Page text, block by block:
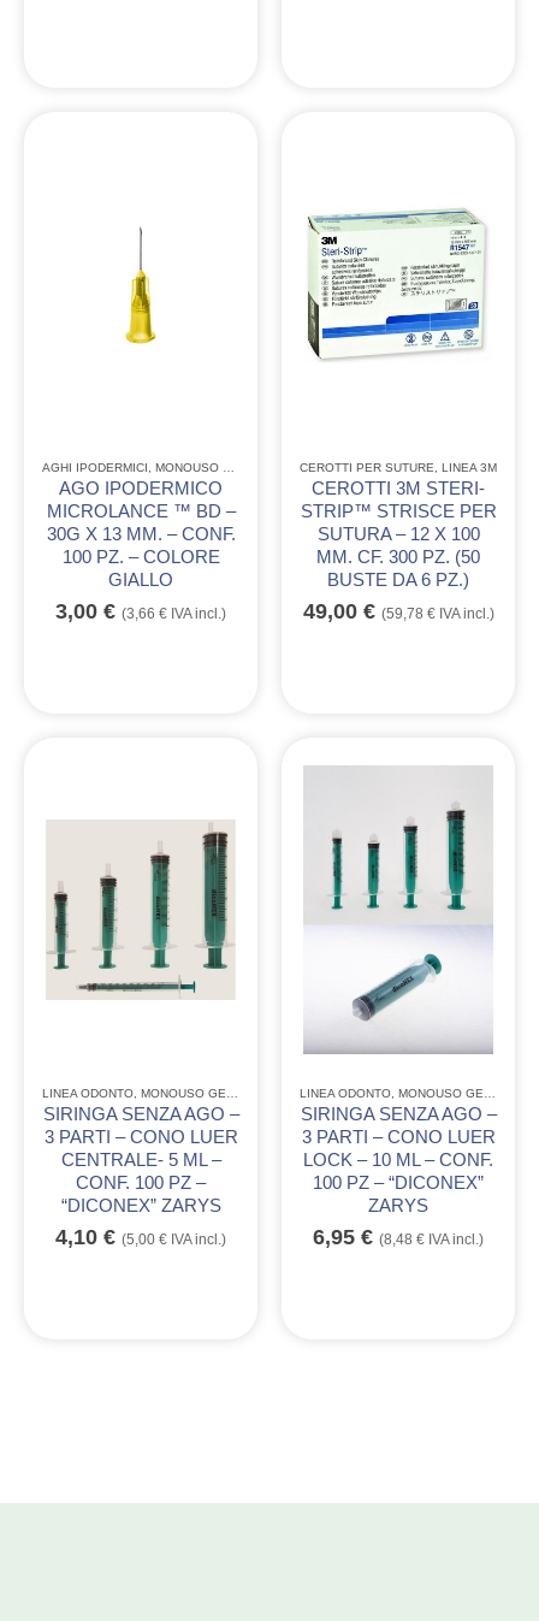
AGHI IPODERMICI MONOUSO CONSUMABILE
AGO IPODERMICO
MICROLANCE ™ BD –
30G X 13 MM. – CONF.
100 PZ. – COLORE
GIALLO
3,00 € (3,66 € IVA incl.)
CEROTTI PER SUTURE LINEA 3M
CEROTTI 3M STERI-
STRIP™ STRISCE PER
SUTURA – 12 X 100
MM. CF. 300 PZ. (50
BUSTE DA 6 PZ.)
49,00 € (59,78 €IVA incl.)
LINEA ODONTO MONOUSO GENERICO ODONTO , PRODOTTI PER VETERINARI
SIRINGA SENZA AGO –
3 PARTI – CONO LUER
CENTRALE- 5 ML –
CONF. 100 PZ –
“DICONEX” ZARYS
4,10 € (5,00 € IVA incl.)
LINEA ODONTO MONOUSO GENERICO ODONTO
SIRINGA SENZA AGO –
3 PARTI – CONO LUER
LOCK – 10 ML – CONF.
100 PZ – “DICONEX”
ZARYS
6,95 € (8,48 € IVA incl.)